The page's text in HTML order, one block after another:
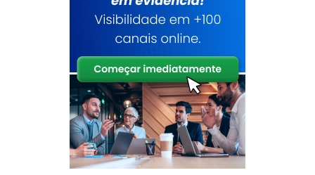
modelo que se deseja adquirir.
Planejar a substituição do equipamento deve ser
baseado no desempenho e na frequência de uso.
Impressoras que não são bem mantidas tendem a
apresentar problemas mais rapidamente, resultando
em custos adicionais e interrupções no trabalho. Por
isso, a manutenção regular é vital para estender a
A implementação de um plano de manutenção